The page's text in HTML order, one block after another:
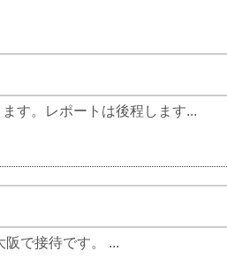
す。レポートは後程します...
阪で接待です。 ...